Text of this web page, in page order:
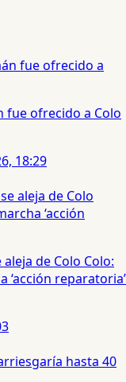
fue ofrecido a Colo
18:29
de Colo Colo:
‘acción reparatoria’